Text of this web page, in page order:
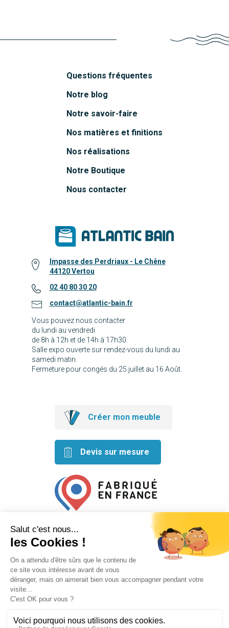
Questions fréquentes
Notre blog
Notre savoir-faire
Nos matières et finitions
Nos réalisations
Notre Boutique
Nous contacter
Impasse des Perdriaux - Le Chêne
44120 Vertou
02 40 80 30 20
contact@atlantic-bain.fr
Vous pouvez nous contacter
du lundi au vendredi
de 8h à 12h et de 14h à 17h30.
Salle expo ouverte sur rendez-vous du lundi au
samedi matin.
Fermeture pour congés du 25 juillet au 16 Août.
Créer mon meuble
Devis sur mesure
Retrouvez nos idées créatives
sur les réseaux